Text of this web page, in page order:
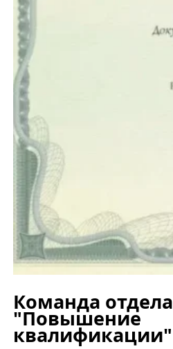
Команда отдела
"Повышение
квалификации"